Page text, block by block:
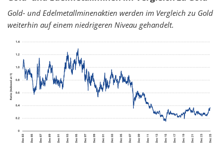
Gold- und Edelmetallminenaktien werden im Vergleich zu Gold
weiterhin auf einem niedrigeren Niveau gehandelt.